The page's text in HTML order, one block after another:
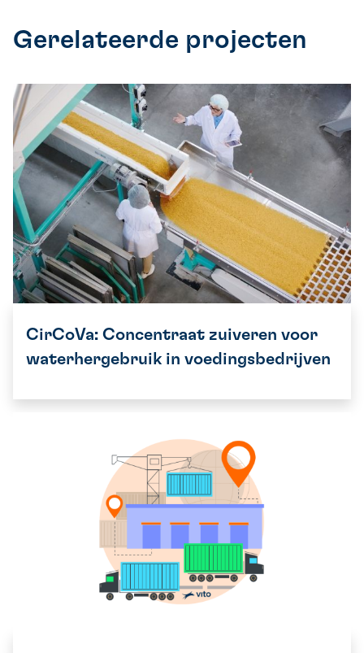
Gerelateerde projecten
CirCoVa: Concentraat zuiveren voor
waterhergebruik in voedingsbedrijven